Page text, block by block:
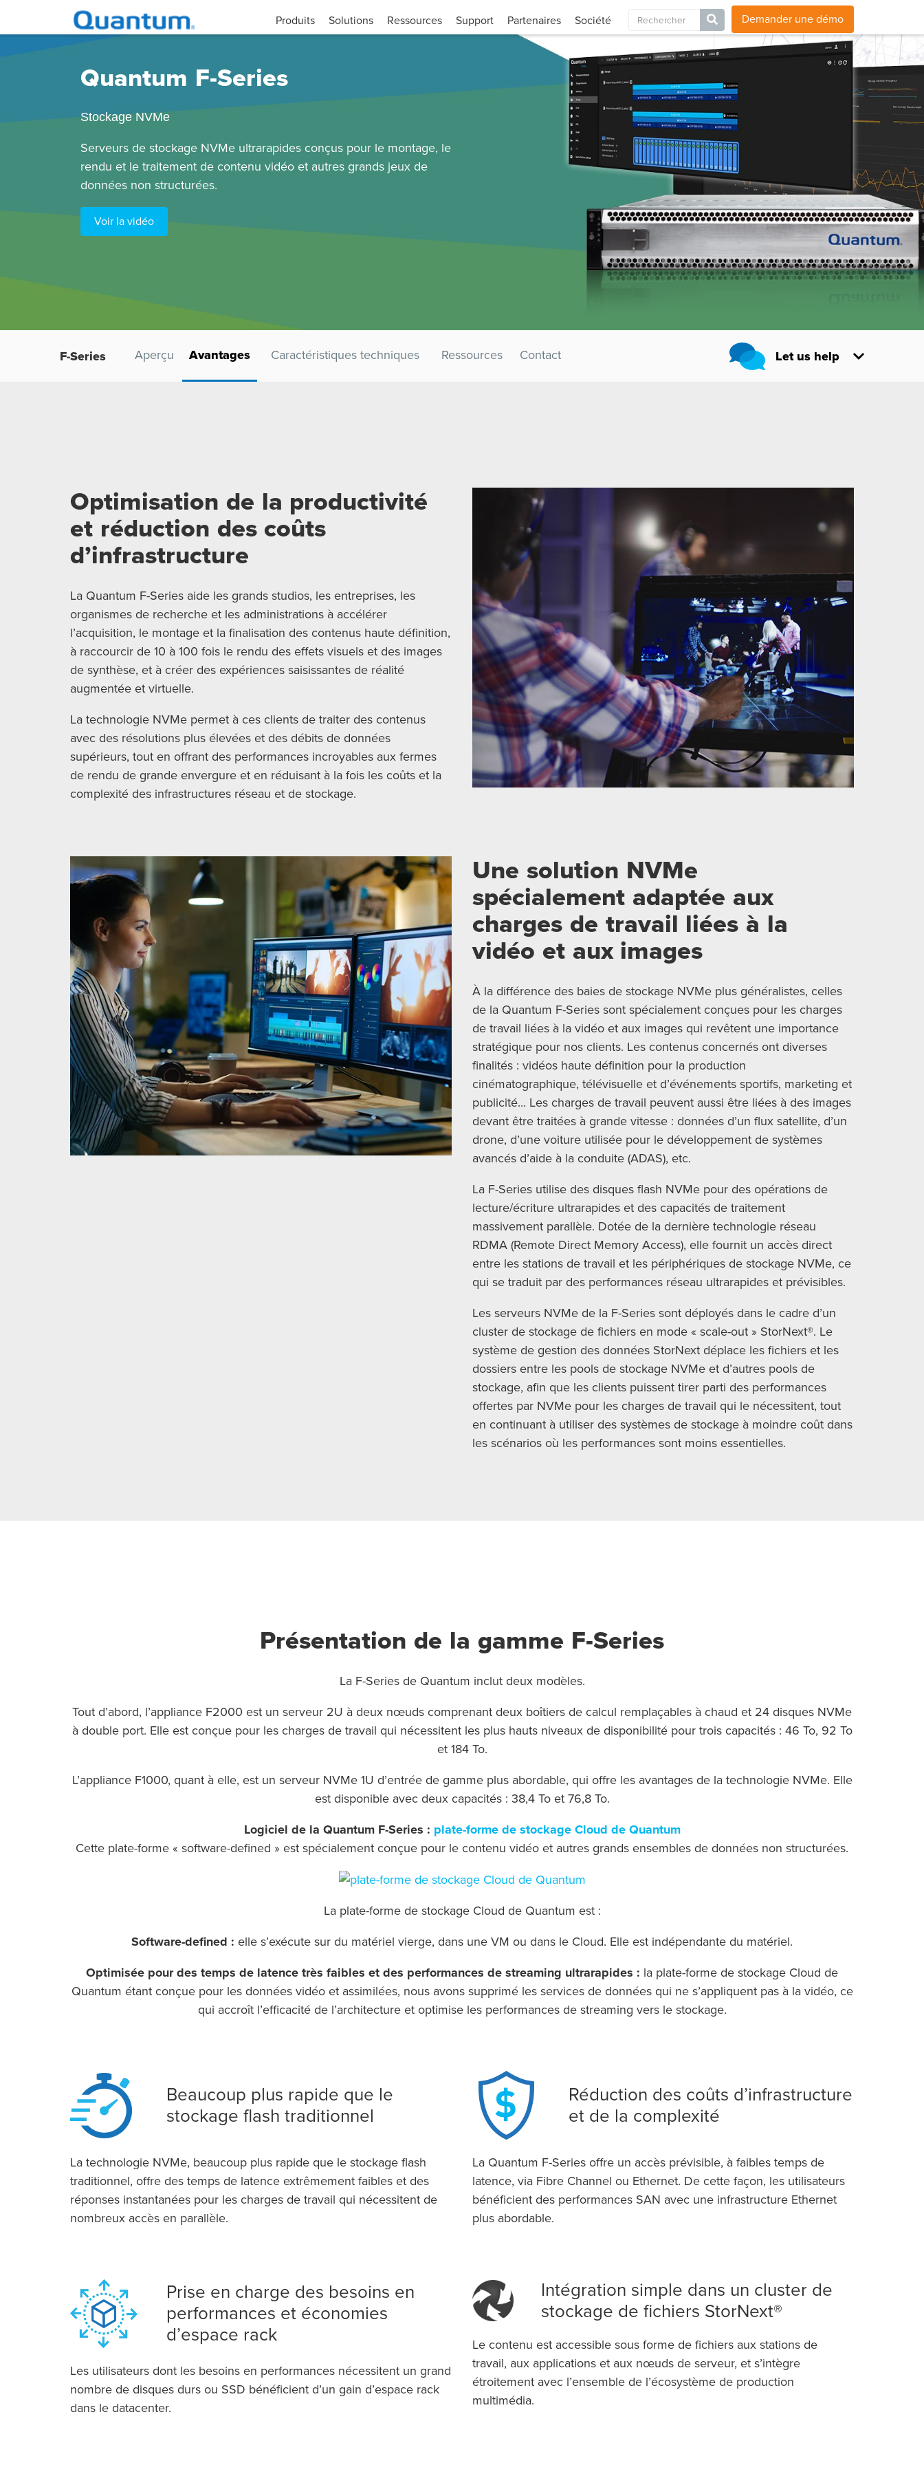
Blog Carrières Nous contacter
Produits Solutions Ressources Support Partenaires Société Demander une démo
Quantum F-Series
Stockage NVMe
Serveurs de stockage NVMe ultrarapides conçus pour le montage, le
rendu et le traitement de contenu vidéo et autres grands jeux de
données non structurées.
Voir la vidéo
F-Series Aperçu Avantages Caractéristiques techniques Ressources Contact Let us help
Optimisation de la productivité
et réduction des coûts
d’infrastructure
La Quantum F-Series aide les grands studios, les entreprises, les
organismes de recherche et les administrations à accélérer
l’acquisition, le montage et la finalisation des contenus haute définition,
à raccourcir de 10 à 100 fois le rendu des effets visuels et des images
de synthèse, et à créer des expériences saisissantes de réalité
augmentée et virtuelle.
La technologie NVMe permet à ces clients de traiter des contenus
avec des résolutions plus élevées et des débits de données
supérieurs, tout en offrant des performances incroyables aux fermes
de rendu de grande envergure et en réduisant à la fois les coûts et la
complexité des infrastructures réseau et de stockage.
Une solution NVMe
spécialement adaptée aux
charges de travail liées à la
vidéo et aux images
À la différence des baies de stockage NVMe plus généralistes, celles
de la Quantum F-Series sont spécialement conçues pour les charges
de travail liées à la vidéo et aux images qui revêtent une importance
stratégique pour nos clients. Les contenus concernés ont diverses
finalités : vidéos haute définition pour la production
cinématographique, télévisuelle et d’événements sportifs, marketing et
publicité... Les charges de travail peuvent aussi être liées à des images
devant être traitées à grande vitesse : données d’un flux satellite, d’un
drone, d’une voiture utilisée pour le développement de systèmes
avancés d’aide à la conduite (ADAS), etc.
La F-Series utilise des disques flash NVMe pour des opérations de
lecture/écriture ultrarapides et des capacités de traitement
massivement parallèle. Dotée de la dernière technologie réseau
RDMA (Remote Direct Memory Access), elle fournit un accès direct
entre les stations de travail et les périphériques de stockage NVMe, ce
qui se traduit par des performances réseau ultrarapides et prévisibles.
Les serveurs NVMe de la F-Series sont déployés dans le cadre d’un
cluster de stockage de fichiers en mode « scale-out » StorNext®. Le
système de gestion des données StorNext déplace les fichiers et les
dossiers entre les pools de stockage NVMe et d’autres pools de
stockage, afin que les clients puissent tirer parti des performances
offertes par NVMe pour les charges de travail qui le nécessitent, tout
en continuant à utiliser des systèmes de stockage à moindre coût dans
les scénarios où les performances sont moins essentielles.
Présentation de la gamme F-Series
La F-Series de Quantum inclut deux modèles.
Tout d’abord, l’appliance F2000 est un serveur 2U à deux nœuds comprenant deux boîtiers de calcul remplaçables à chaud et 24 disques NVMe
à double port. Elle est conçue pour les charges de travail qui nécessitent les plus hauts niveaux de disponibilité pour trois capacités : 46 To, 92 To
et 184 To.
L’appliance F1000, quant à elle, est un serveur NVMe 1U d’entrée de gamme plus abordable, qui offre les avantages de la technologie NVMe. Elle
est disponible avec deux capacités : 38,4 To et 76,8 To.
Logiciel de la Quantum F-Series : plate-forme de stockage Cloud de Quantum
Cette plate-forme « software-defined » est spécialement conçue pour le contenu vidéo et autres grands ensembles de données non structurées.
La plate-forme de stockage Cloud de Quantum est :
Software-defined : elle s’exécute sur du matériel vierge, dans une VM ou dans le Cloud. Elle est indépendante du matériel.
Optimisée pour des temps de latence très faibles et des performances de streaming ultrarapides : la plate-forme de stockage Cloud de
Quantum étant conçue pour les données vidéo et assimilées, nous avons supprimé les services de données qui ne s’appliquent pas à la vidéo, ce
qui accroît l’efficacité de l’architecture et optimise les performances de streaming vers le stockage.
Beaucoup plus rapide que le
stockage flash traditionnel
La technologie NVMe, beaucoup plus rapide que le stockage flash
traditionnel, offre des temps de latence extrêmement faibles et des
réponses instantanées pour les charges de travail qui nécessitent de
nombreux accès en parallèle.
Réduction des coûts d’infrastructure
et de la complexité
La Quantum F-Series offre un accès prévisible, à faibles temps de
latence, via Fibre Channel ou Ethernet. De cette façon, les utilisateurs
bénéficient des performances SAN avec une infrastructure Ethernet
plus abordable.
Prise en charge des besoins en
performances et économies
d’espace rack
Les utilisateurs dont les besoins en performances nécessitent un grand
nombre de disques durs ou SSD bénéficient d’un gain d’espace rack
dans le datacenter.
Intégration simple dans un cluster de
stockage de fichiers StorNext®
Le contenu est accessible sous forme de fichiers aux stations de
travail, aux applications et aux nœuds de serveur, et s’intègre
étroitement avec l’ensemble de l’écosystème de production
multimédia.